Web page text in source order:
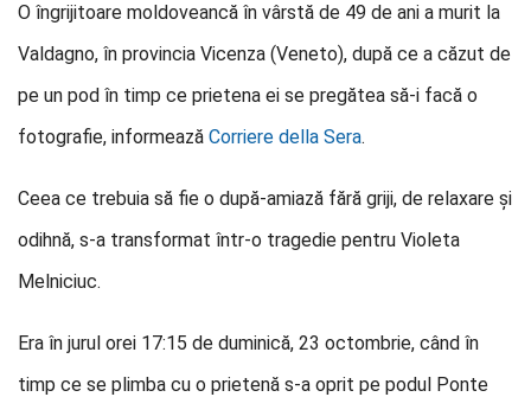
O îngrijitoare moldoveancă în vârstă de 49 de ani a murit la
Valdagno, în provincia Vicenza (Veneto), după ce a căzut de
pe un pod în timp ce prietena ei se pregătea să-i facă o
fotografie, informează Corriere della Sera.
Ceea ce trebuia să fie o după-amiază fără griji, de relaxare și
odihnă, s-a transformat într-o tragedie pentru Violeta
Melniciuc.
Era în jurul orei 17:15 de duminică, 23 octombrie, când în
timp ce se plimba cu o prietenă s-a oprit pe podul Ponte